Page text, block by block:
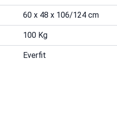
60 x 48 x 106/124 cm
100 Kg
Everfit